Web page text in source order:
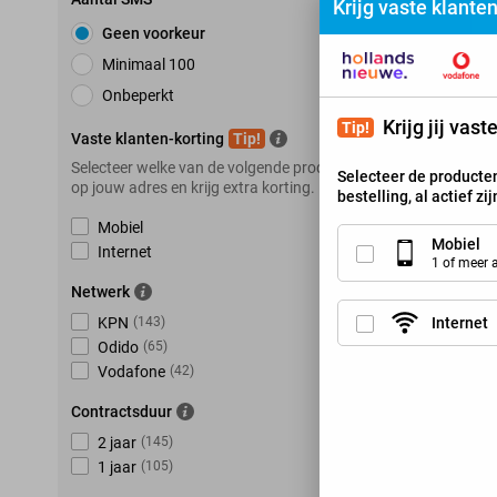
Geen voorkeur
Minimaal 100
Onbeperkt
Vaste klanten-korting Tip!
Selecteer welke van de volgende producten je hebt
op jouw adres en krijg extra korting.
Mobiel
Internet
Netwerk
KPN (143)
Odido (65)
Vodafone (42)
Contractsduur
2 jaar (145)
1 jaar (105)
Krijg vaste
Tip! Krijg jij
Selecteer de
bestelling, al actief
Mobiel
1 of meer
Internet